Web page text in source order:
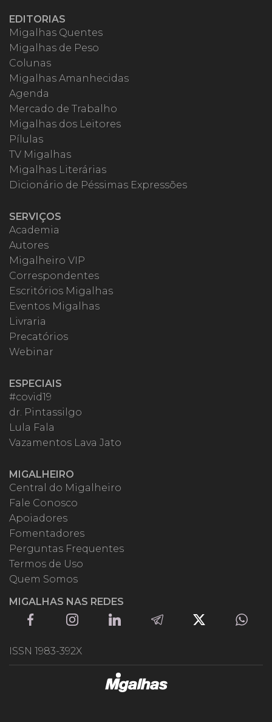
EDITORIAS
Migalhas Quentes
Migalhas de Peso
Colunas
Migalhas Amanhecidas
Agenda
Mercado de Trabalho
Migalhas dos Leitores
Pílulas
TV Migalhas
Migalhas Literárias
Dicionário de Péssimas Expressões
SERVIÇOS
Academia
Autores
Migalheiro VIP
Correspondentes
Escritórios Migalhas
Eventos Migalhas
Livraria
Precatórios
Webinar
ESPECIAIS
#covid19
dr. Pintassilgo
Lula Fala
Vazamentos Lava Jato
MIGALHEIRO
Central do Migalheiro
Fale Conosco
Apoiadores
Fomentadores
Perguntas Frequentes
Termos de Uso
Quem Somos
MIGALHAS NAS REDES
ISSN 1983-392X